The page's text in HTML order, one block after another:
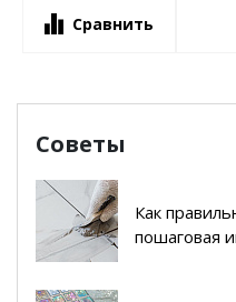
Сравнить
Советы
Как
пошаговая